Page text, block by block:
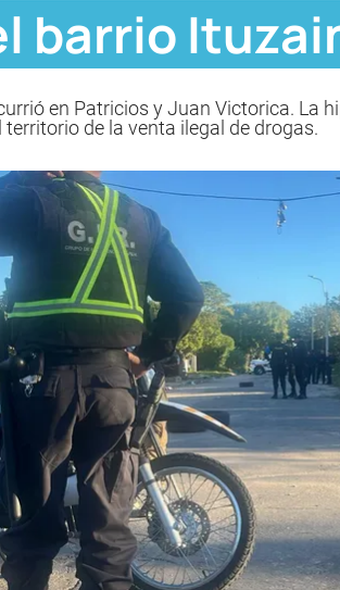
barrio
en Patricios y Juan Victorica. La
territorio de la venta ilegal de drogas.